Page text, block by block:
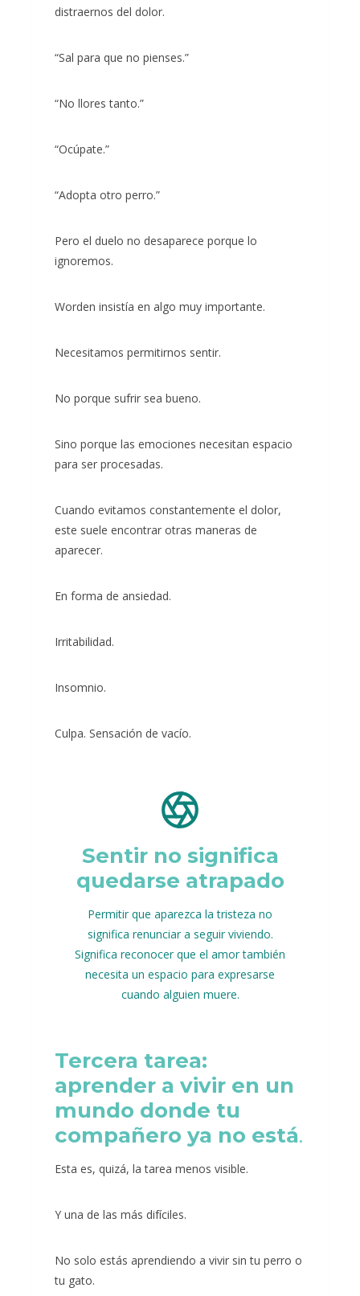
distraernos del dolor.
“Sal para que no pienses.”
“No llores tanto.”
“Ocúpate.”
“Adopta otro perro.”
Pero el duelo no desaparece porque lo
ignoremos.
Worden insistía en algo muy importante.
Necesitamos permitirnos sentir.
No porque sufrir sea bueno.
Sino porque las emociones necesitan espacio
para ser procesadas.
Cuando evitamos constantemente el dolor,
este suele encontrar otras maneras de
aparecer.
En forma de ansiedad.
Irritabilidad.
Insomnio.
Culpa. Sensación de vacío.
Sentir no significa
quedarse atrapado
Permitir que aparezca la tristeza no
significa renunciar a seguir viviendo.
Significa reconocer que el amor también
necesita un espacio para expresarse
cuando alguien muere.
Tercera tarea:
aprender a vivir en un
mundo donde tu
compañero ya no está.
Esta es, quizá, la tarea menos visible.
Y una de las más difíciles.
No solo estás aprendiendo a vivir sin tu perro o
tu gato.